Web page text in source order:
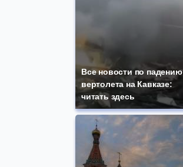
Все новости по падению
вертолета на Кавказе:
читать здесь